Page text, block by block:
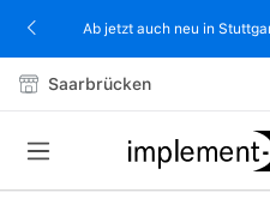
springenAb jetzt auch neu in
Saarbrücken